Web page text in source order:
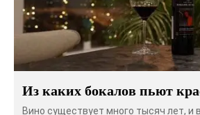
Из каких бокалов пьют
Вино существует много тысяч лет, и